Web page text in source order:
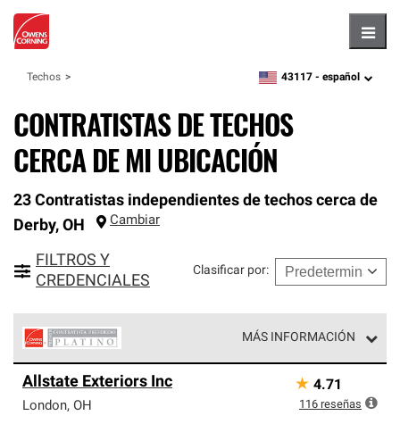
Techos zipcode, language
43117 - español
CONTRATISTAS DE TECHOS
CERCA DE MI UBICACIÓN
23 Contratistas independientes de techos cerca de
Derby, OH Cambiar
FILTROS Y
CREDENCIALES
Clasificar por:
MÁS INFORMACIÓN
Corning constituyen el nivel superior de nuestra red
exclusiva y cumplen con estándares estrictos de
Allstate Exteriors Inc
London, OH
★ 4.71
116 reseñas